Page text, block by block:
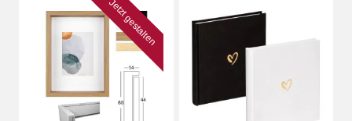
Jetzt gestalten